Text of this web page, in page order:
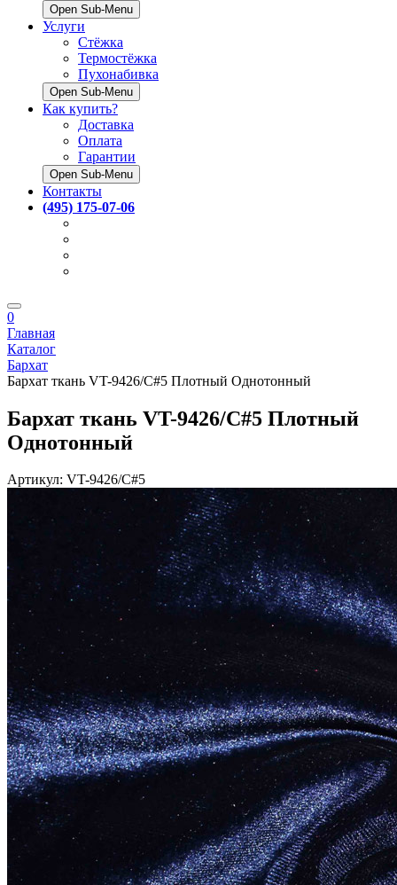
Open Sub-Menu
Услуги
Стёжка
Термостёжка
Пухонабивка
Open Sub-Menu
Как купить?
Доставка
Оплата
Гарантии
Open Sub-Menu
Контакты
(495) 175-07-06
0
Главная
Каталог
Бархат
Бархат ткань VT-9426/C#5 Плотный Однотонный
Бархат ткань VT-9426/C#5 Плотный
Однотонный
Артикул: VT-9426/C#5